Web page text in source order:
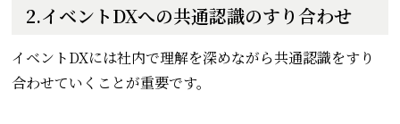
2.イベントDXへの共通認識のすり合わせ
イベントDXには社内で理解を深めながら共通認識をすり
合わせていくことが重要です。